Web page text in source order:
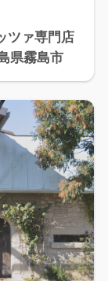
ツァ専門店
県霧島市